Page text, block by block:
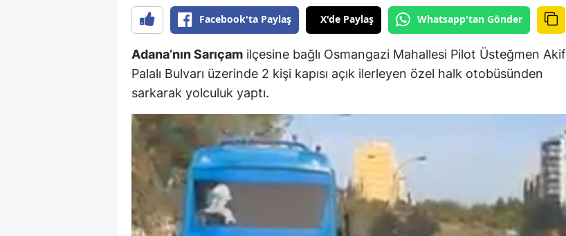
Facebook'ta Paylaş X'de Paylaş Whatsapp'tan Gönder
Adana’nın Sarıçam ilçesine bağlı Osmangazi Mahallesi Pilot Üsteğmen Akif
Palalı Bulvarı üzerinde 2 kişi kapısı açık ilerleyen özel halk otobüsünden
sarkarak yolculuk yaptı.